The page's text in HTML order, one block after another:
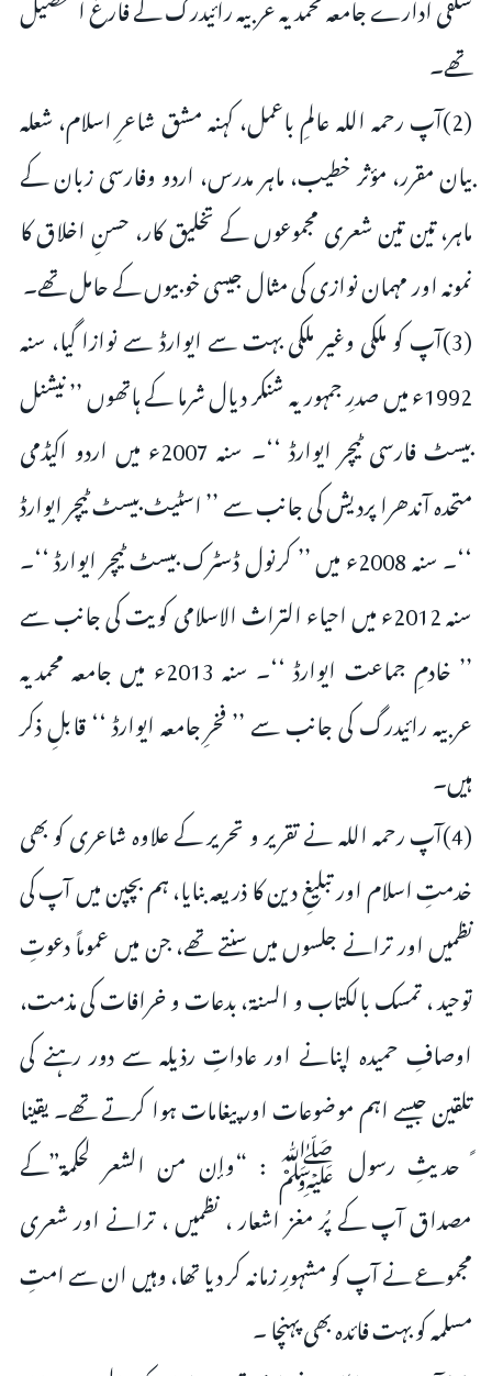
تھے۔
(2)آپ رحمہ اللہ عالمِ باعمل، کہنہ مشق شاعرِ اسلام، شعلہ
بیان مقرر، مؤثر خطیب، ماہر مدرس، اردو وفارسی زبان کے
ماہر، تین تین شعری مجموعوں کے تخلیق کار، حسنِ اخلاق کا
نمونہ اور مہمان نوازی کی مثال جیسی خوبیوں کے حامل تھے۔
(3)آپ کو ملکی وغیر ملکی بہت سے ایوارڈ سے نوازا گیا، سنہ
1992ء میں صدرِ جمہوریہ شنکر دیال شرما کے ہاتھوں ’’ نیشنل
بیسٹ فارسی ٹیچر ایوارڈ ‘‘۔ سنہ 2007ء میں اردو اکیڈمی
متحدہ آندھرا پردیش کی جانب سے ’’ اسٹیٹ بیسٹ ٹیچر ایوارڈ
‘‘۔ سنہ 2008ء میں ’’ کرنول ڈسٹرک بیسٹ ٹیچر ایوارڈ ‘‘۔
سنہ 2012ء میں احیاء التراث الاسلامی کویت کی جانب سے
’’ خادمِ جماعت ایوارڈ ‘‘۔ سنہ 2013ء میں جامعہ محمدیہ
عربیہ رائیدرگ کی جانب سے ’’ فخرِ جامعہ ایوارڈ ‘‘ قابلِ ذکر
ہیں۔
(4)آپ رحمہ اللہ نے تقریر و تحریر کے علاوہ شاعری کو بھی
خدمتِ اسلام اور تبلیغِ دین کا ذریعہ بنایا، ہم بچپن میں آپ کی
نظمیں اور ترانے جلسوں میں سنتے تھے، جن میں عموماً دعوتِ
توحید ، تمسک بالکتاب و السنۃ، بدعات و خرافات کی مذمت،
اوصافِ حمیدہ اپنانے اور عاداتِ رذیلہ سے دور رہنے کی
تلقین جیسے اہم موضوعات اور پیغامات ہوا کرتے تھے۔ یقینا
ً حدیثِ رسول ﷺ : “وإن من الشعر لحكمة”کے
مصداق آپ کے پُر مغز اشعار ، نظمیں ، ترانے اور شعری
مجموعے نے آپ کو مشہورِ زمانہ کر دیا تھا، وہیں ان سے امتِ
مسلمہ کو بہت فائدہ بھی پہنچا ۔